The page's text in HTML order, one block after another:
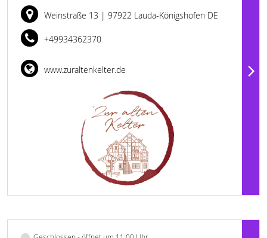
Weinstraße 13 | 97922 Lauda-Königshofen DE
+49934362370
www.zuraltenkelter.de